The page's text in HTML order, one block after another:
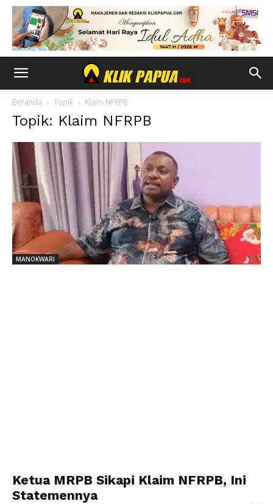
Beranda Topik Klaim NFRPB
Topik: Klaim NFRPB
MANOKWARI
Ketua MRPB Sikapi Klaim NFRPB, Ini
Statemennya